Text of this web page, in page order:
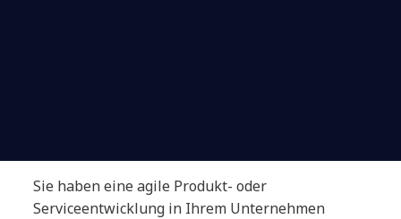
Sie haben eine agile Produkt- oder
Serviceentwicklung in Ihrem Unternehmen